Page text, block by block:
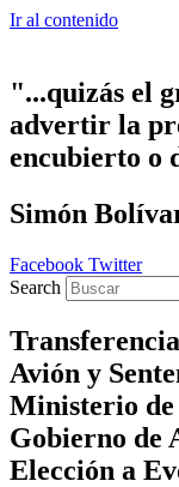
Ir al contenido
"...quizás el
advertir la
encubierto o
Simón
Facebook Twitter
Search
Avión y
Ministerio
Gobierno de
Elección a